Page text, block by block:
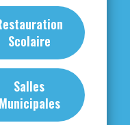
Scolaire
Salles
Municipales